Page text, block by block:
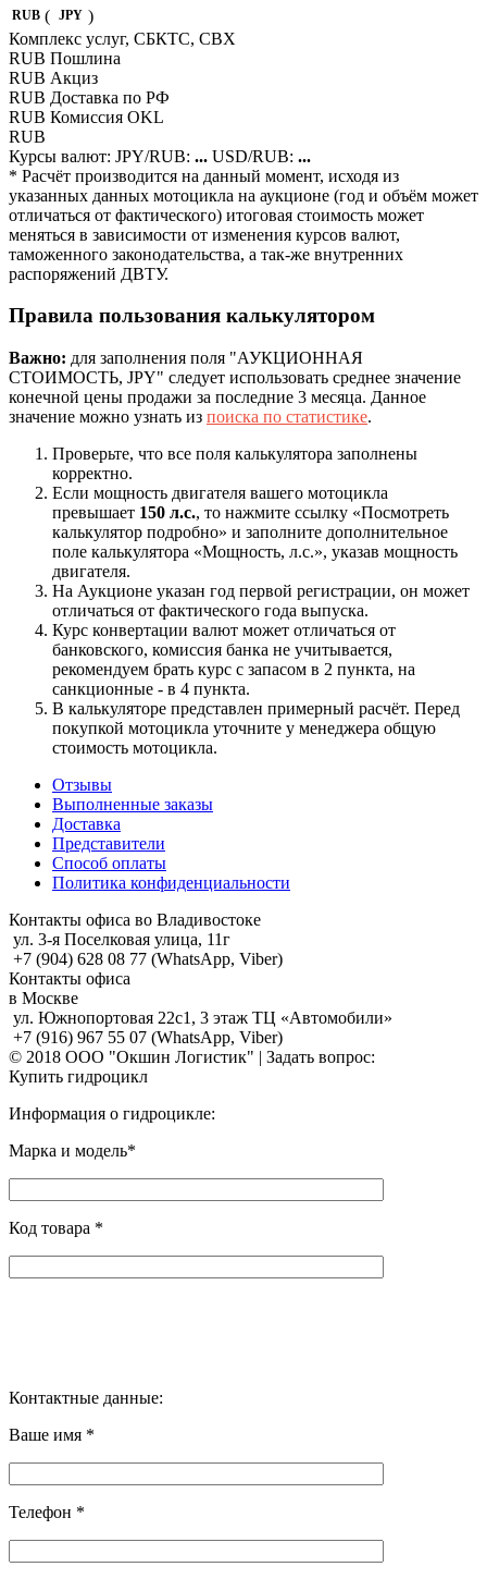
RUB ( JPY )
Комплекс услуг, СБКТС, СВХ
RUB Пошлина
RUB Акциз
RUB Доставка по РФ
RUB Комиcсия OKL
RUB
Курсы валют: JPY/RUB: ... USD/RUB: ...
* Расчёт производится на данный момент, исходя из
указанных данных мотоцикла на аукционе (год и объём может
отличаться от фактического) итоговая стоимость может
меняться в зависимости от изменения курсов валют,
таможенного законодательства, а так-же внутренних
распоряжений ДВТУ.
Правила пользования калькулятором
Важно: для заполнения поля "АУКЦИОННАЯ
СТОИМОСТЬ, JPY" следует использовать среднее значение
конечной цены продажи за последние 3 месяца. Данное
значение можно узнать из поиска по статистике.
Проверьте, что все поля калькулятора заполнены
корректно.
Если мощность двигателя вашего мотоцикла
превышает 150 л.с., то нажмите ссылку «Посмотреть
калькулятор подробно» и заполните дополнительное
поле калькулятора «Мощность, л.с.», указав мощность
двигателя.
На Аукционе указан год первой регистрации, он может
отличаться от фактического года выпуска.
Курс конвертации валют может отличаться от
банковского, комиссия банка не учитывается,
рекомендуем брать курс с запасом в 2 пункта, на
санкционные - в 4 пункта.
В калькуляторе представлен примерный расчёт. Перед
покупкой мотоцикла уточните у менеджера общую
стоимость мотоцикла.
Отзывы
Выполненные заказы
Доставка
Представители
Способ оплаты
Политика конфиденциальности
Контакты офиса во Владивостоке
ул. 3-я Поселковая улица, 11г
+7 (904) 628 08 77 (WhatsApp, Viber)
Контакты офиса
в Москве
ул. Южнопортовая 22с1, 3 этаж ТЦ «Автомобили»
+7 (916) 967 55 07 (WhatsApp, Viber)
© 2018 ООО "Окшин Логистик" | Задать вопрос:
Купить гидроцикл
Информация о гидроцикле:
Марка и модель*
Код товара *
Контактные данные:
Ваше имя *
Телефон *